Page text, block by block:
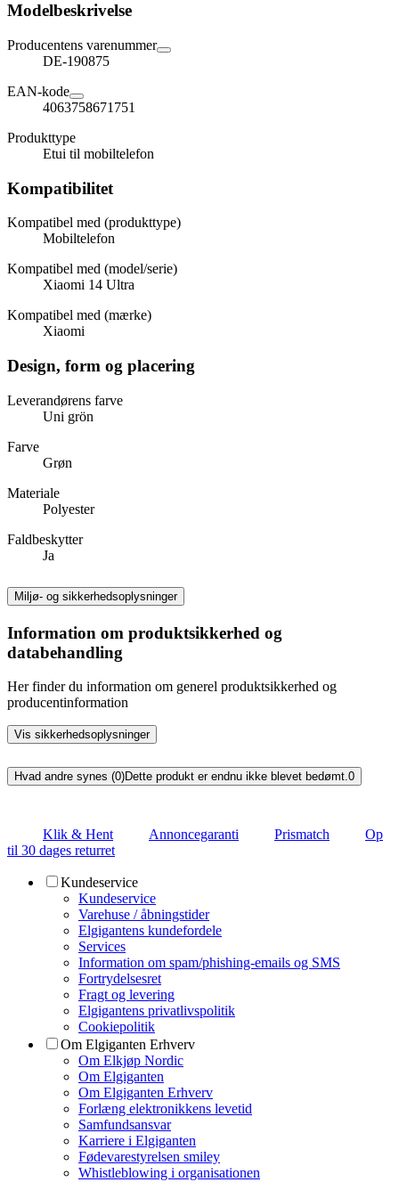
Modelbeskrivelse
Producentens varenummer
DE-190875
EAN-kode
4063758671751
Produkttype
Etui til mobiltelefon
Kompatibilitet
Kompatibel med (produkttype)
Mobiltelefon
Kompatibel med (model/serie)
Xiaomi 14 Ultra
Kompatibel med (mærke)
Xiaomi
Design, form og placering
Leverandørens farve
Uni grön
Farve
Grøn
Materiale
Polyester
Faldbeskytter
Ja
Miljø- og sikkerhedsoplysninger
Information om produktsikkerhed og
databehandling
Her finder du information om generel produktsikkerhed og
producentinformation
Vis sikkerhedsoplysninger
Hvad andre synes (0)Dette produkt er endnu ikke blevet bedømt.0
Klik & Hent Annoncegaranti Prismatch
Op
til 30 dages returret
Kundeservice
Kundeservice
Varehuse / åbningstider
Elgigantens kundefordele
Services
Information om spam/phishing-emails og SMS
Fortrydelsesret
Fragt og levering
Elgigantens privatlivspolitik
Cookiepolitik
Om Elgiganten Erhverv
Om Elkjøp Nordic
Om Elgiganten
Om Elgiganten Erhverv
Forlæng elektronikkens levetid
Samfundsansvar
Karriere i Elgiganten
Fødevarestyrelsen smiley
Whistleblowing i organisationen